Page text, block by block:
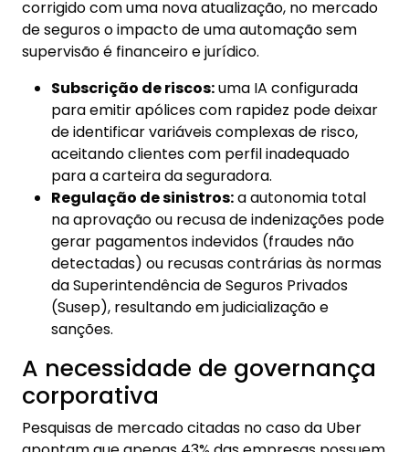
corrigido com uma nova atualização, no mercado
de seguros o impacto de uma automação sem
supervisão é financeiro e jurídico.
Subscrição de riscos:uma IA configurada
para emitir apólices com rapidez pode deixar
de identificar variáveis complexas de risco,
aceitando clientes com perfil inadequado
para a carteira da seguradora.
Regulação de sinistros:a autonomia total
na aprovação ou recusa de indenizações pode
gerar pagamentos indevidos (fraudes não
detectadas) ou recusas contrárias às normas
da Superintendência de Seguros Privados
(Susep), resultando em judicialização e
sanções.
A necessidade de governança
corporativa
Pesquisas de mercado citadas no caso da Uber